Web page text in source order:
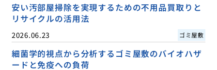
安い汚部屋掃除を実現するための不用品買取りと
リサイクルの活用法
2026.06.23 ゴミ屋敷
細菌学的視点から分析するゴミ屋敷のバイオハザ
ードと免疫への負荷